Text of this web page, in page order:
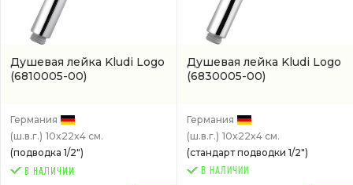
Душевая лейка Kludi Logo
(6810005-00)
Германия
(ш.в.г.) 10x22x4 см.
(подводка 1/2")
Душевая лейка Kludi Logo
(6830005-00)
Германия
(ш.в.г.) 10x22x4 см.
(стандарт подводки 1/2")
В НАЛИЧИИ